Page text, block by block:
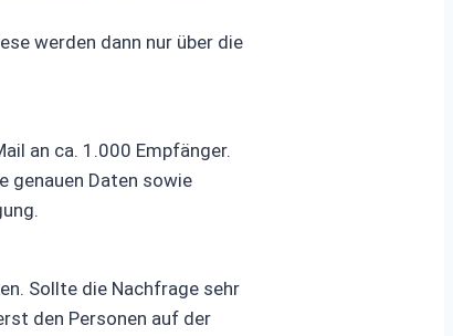
werden dann nur über die
an ca. 1.000 Empfänger.
genauen Daten sowie
Sollte die Nachfrage sehr
den Personen auf der